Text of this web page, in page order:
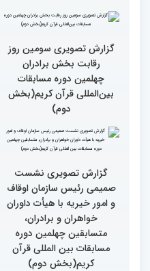
گزارش تصویری حضور
اصحاب رسانه درچهلمین
دوره مسابقات بین المللی
قران کریم (بخش اول)
کتاب قرآن با قلب ما مرتبط
و قابل توصیف نیست
گزارش تصویری سومین روز
رقابت بخش برادران
چهلمین دوره مسابقات
بین‌المللی قرآن کریم(بخش
دوم)